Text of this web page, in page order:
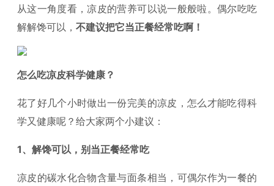
从这一角度看，凉皮的营养可以说一般般啦。偶尔吃吃
解解馋可以， 不建议把它当正餐经常吃啊！
怎么吃凉皮科学健康？
花了好几个小时做出一份完美的凉皮，怎么才能吃得科
学又健康呢？给大家两个小建议：
1、解馋可以，别当正餐经常吃
凉皮的碳水化合物含量与面条相当，可偶尔作为一餐的